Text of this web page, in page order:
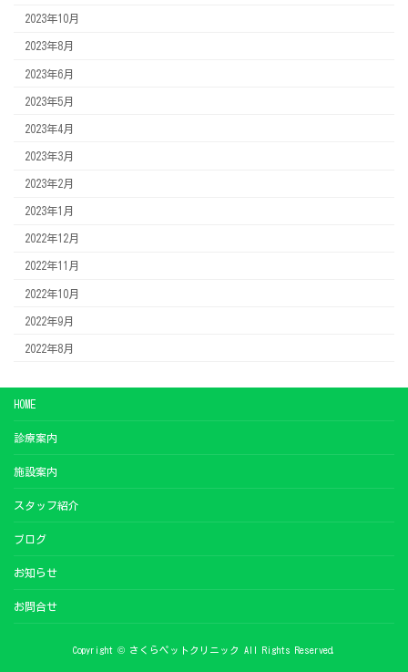
2023年10月
2023年8月
2023年6月
2023年5月
2023年4月
2023年3月
2023年2月
2023年1月
2022年12月
2022年11月
2022年10月
2022年9月
2022年8月
HOME
診療案内
施設案内
スタッフ紹介
ブログ
お知らせ
お問合せ
Copyright © さくらペットクリニック All Rights Reserved.